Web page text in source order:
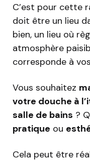
C’est pour cette
doit être un lieu
bien, un lieu où
atmosphère
corresponde à
Vous souhaitez
votre douche à
salle de bains ?
pratique ou
Cela peut être